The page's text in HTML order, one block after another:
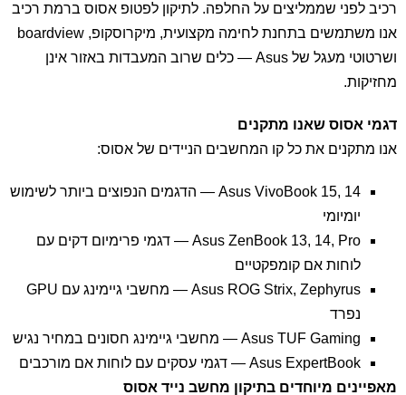
רכיב לפני שממליצים על החלפה. לתיקון לפטופ אסוס ברמת רכיב
אנו משתמשים בתחנת לחימה מקצועית, מיקרוסקופ, boardview
ושרטוטי מעגל של Asus — כלים שרוב המעבדות באזור אינן
מחזיקות.
דגמי אסוס שאנו מתקנים
אנו מתקנים את כל קו המחשבים הניידים של אסוס:
Asus VivoBook 15, 14 — הדגמים הנפוצים ביותר לשימוש
יומיומי
Asus ZenBook 13, 14, Pro — דגמי פרימיום דקים עם
לוחות אם קומפקטיים
Asus ROG Strix, Zephyrus — מחשבי גיימינג עם GPU
נפרד
Asus TUF Gaming — מחשבי גיימינג חסונים במחיר נגיש
Asus ExpertBook — דגמי עסקים עם לוחות אם מורכבים
מאפיינים מיוחדים בתיקון מחשב נייד אסוס